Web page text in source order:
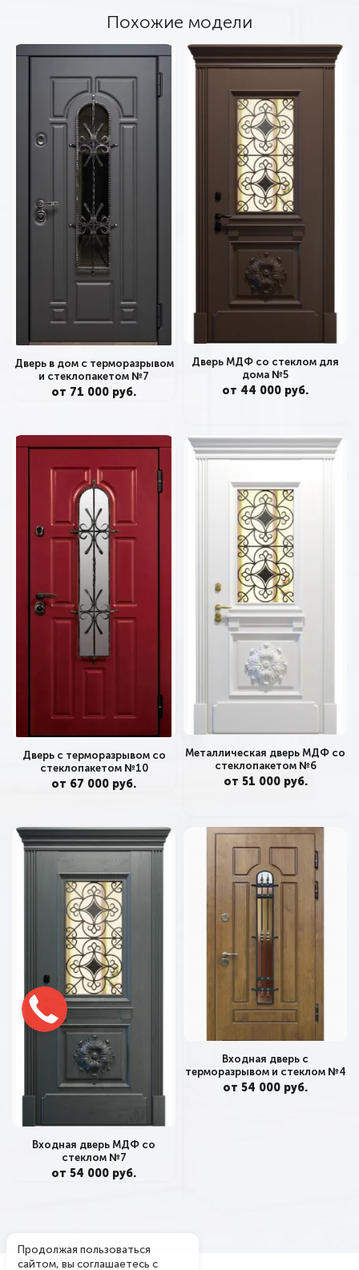
Похожие модели
Дверь в дом с терморазрывом
и стеклопакетом №7
от 71 000 руб.
Дверь МДФ со стеклом для
дома №5
от 44 000 руб.
Дверь с терморазрывом со
стеклопакетом №10
от 67 000 руб.
Металлическая дверь МДФ со
стеклопакетом №6
от 51 000 руб.
Входная дверь МДФ со
стеклом №7
от 54 000 руб.
Входная дверь с
терморазрывом и стеклом №4
от 54 000 руб.
Продолжая пользоваться
сайтом, вы соглашаетесь с